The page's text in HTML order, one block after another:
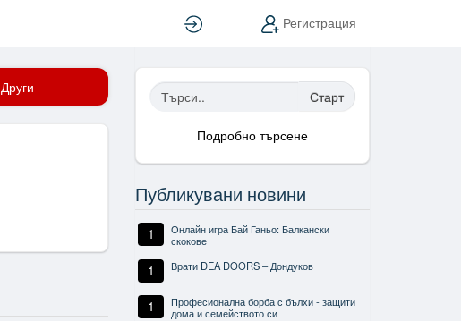
Регистрация
Други
Старт
Подробно търсене
Публикувани новини
1
Онлайн игра Бай Ганьо: Балкански
скокове
1 Врати DEA DOORS – Дондуков
1
Професионална борба с бълхи - защити
дома и семейството си